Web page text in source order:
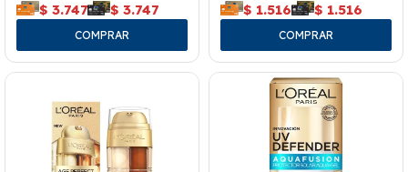
$ 3.747 $ 3.747 $ 1.516 $ 1.516